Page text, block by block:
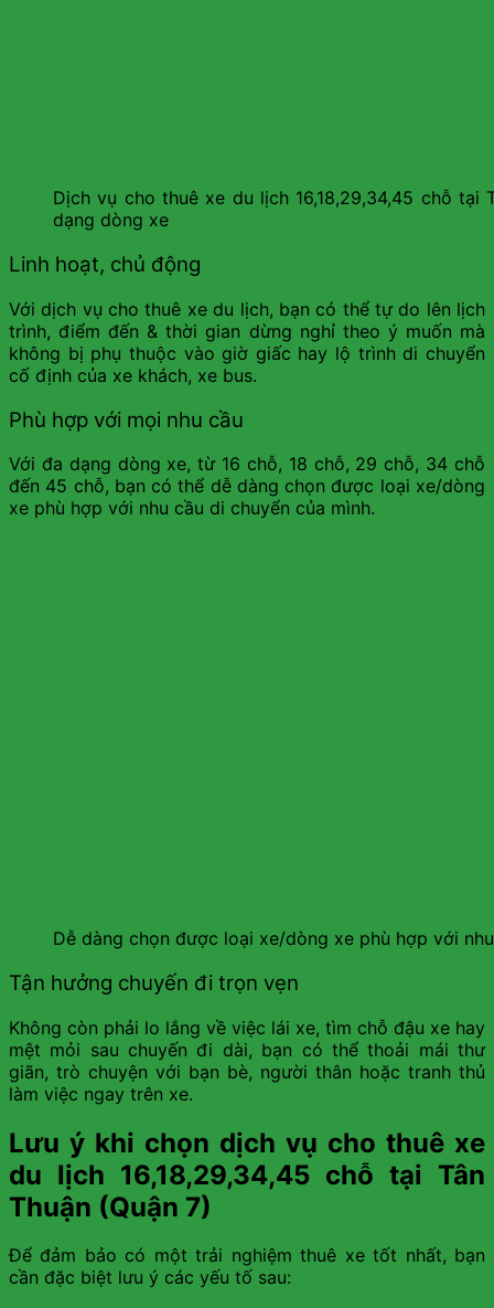
Dịch vụ cho thuê xe du lịch 16,18,29,34,45 chỗ tại
dạng dòng xe
Linh hoạt, chủ động
Với dịch vụ cho thuê xe du lịch, bạn có thể tự do lên lịch
trình, điểm đến & thời gian dừng nghỉ theo ý muốn mà
không bị phụ thuộc vào giờ giấc hay lộ trình di chuyển
cố định của xe khách, xe bus.
Phù hợp với mọi nhu cầu
Với đa dạng dòng xe, từ 16 chỗ, 18 chỗ, 29 chỗ, 34 chỗ
đến 45 chỗ, bạn có thể dễ dàng chọn được loại xe/dòng
xe phù hợp với nhu cầu di chuyển của mình.
Dễ dàng chọn được loại xe/dòng xe phù hợp với
Tận hưởng chuyến đi trọn vẹn
Không còn phải lo lắng về việc lái xe, tìm chỗ đậu xe hay
mệt mỏi sau chuyến đi dài, bạn có thể thoải mái thư
giãn, trò chuyện với bạn bè, người thân hoặc tranh thủ
làm việc ngay trên xe.
Lưu ý khi chọn dịch vụ cho thuê xe
du lịch 16,18,29,34,45 chỗ tại Tân
Thuận (Quận 7)
Để đảm bảo có một trải nghiệm thuê xe tốt nhất, bạn
cần đặc biệt lưu ý các yếu tố sau: